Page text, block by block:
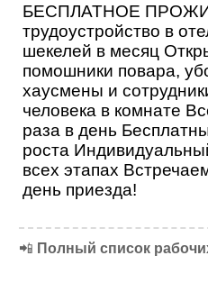
БЕСПЛАТНОЕ
трудоустройство в
шекелей в месяц
помошники повара,
хаусмены и
человека в комнате
раза в день
роста
всех этапах
день приезда!
📲 Полный список